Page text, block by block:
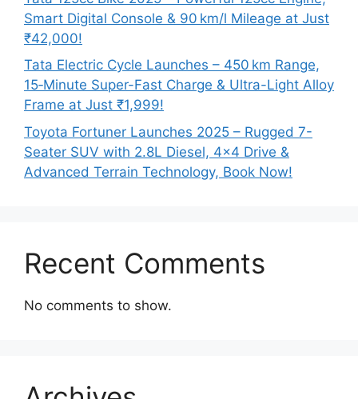
Smart Digital Console & 90 km/l Mileage at Just
₹42,000!
Tata Electric Cycle Launches – 450 km Range,
15‑Minute Super-Fast Charge & Ultra-Light Alloy
Frame at Just ₹1,999!
Toyota Fortuner Launches 2025 – Rugged 7-
Seater SUV with 2.8L Diesel, 4×4 Drive &
Advanced Terrain Technology, Book Now!
Recent Comments
No comments to show.